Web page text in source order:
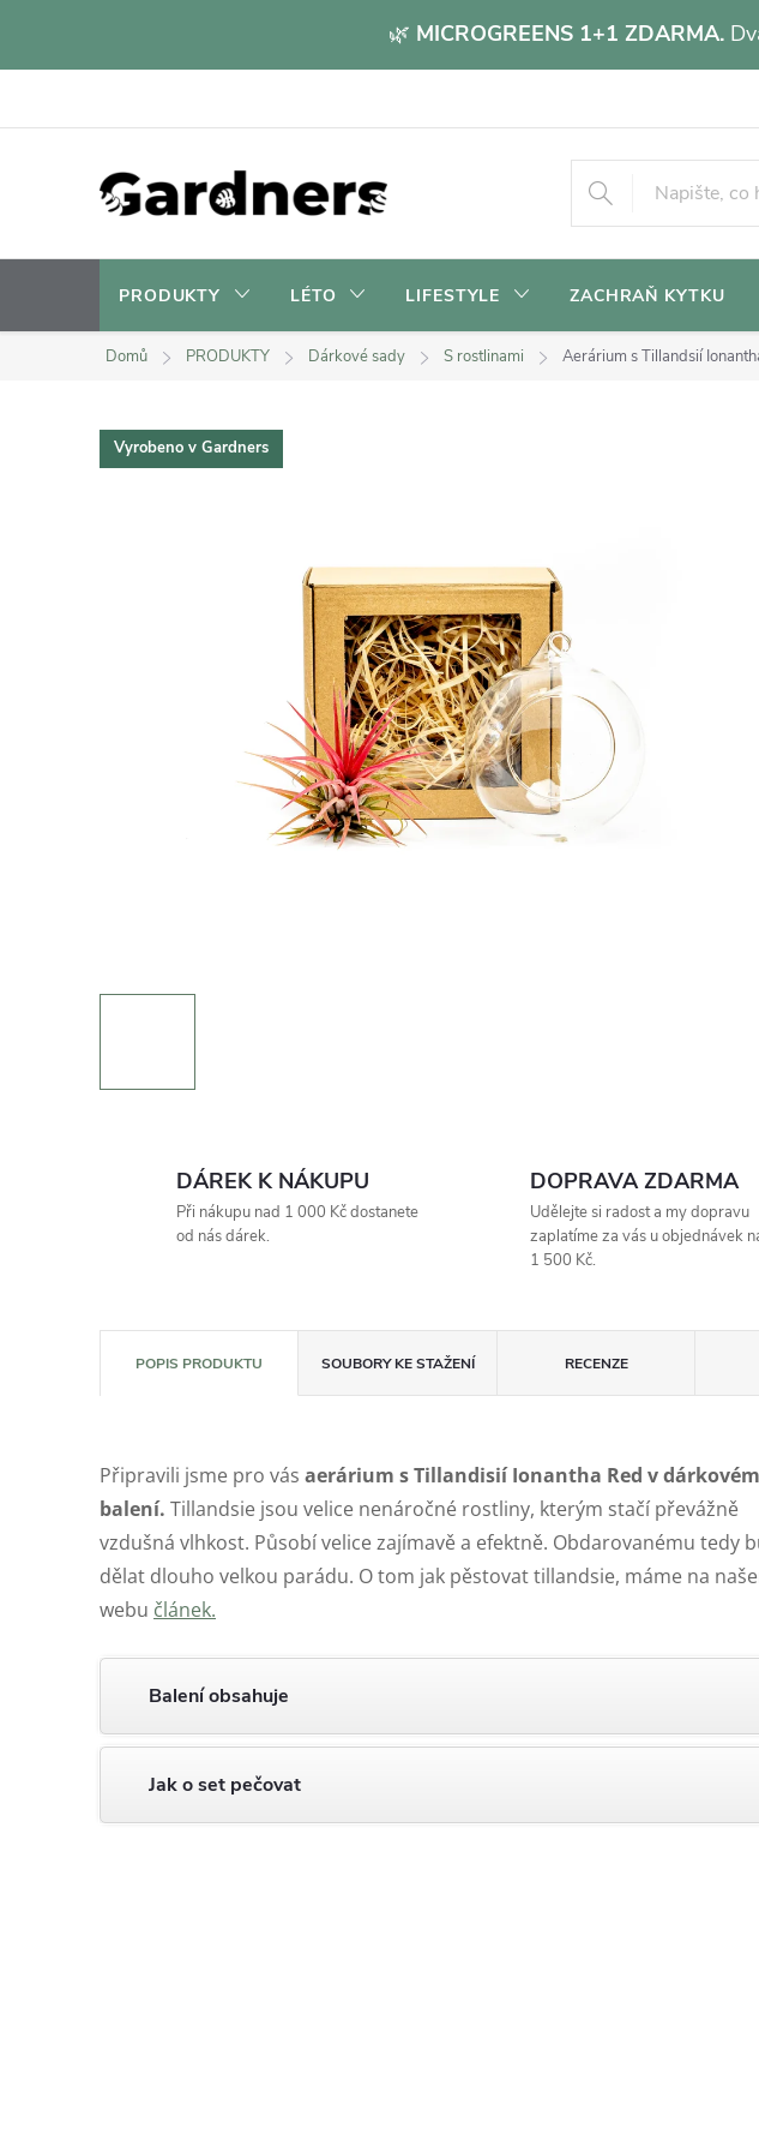
🌿 MICROGREENS 1+1 ZDARMA.
PRODUKTY LÉTO LIFESTYLE ZACHRAŇ KYTKU
Domů PRODUKTY Dárkové sady S rostlinami Aerárium s Tillandsií
Vyrobeno v Gardners
DÁREK K NÁKUPU
Při nákupu nad 1 000 Kč dostanete
od nás dárek.
DOPRAVA ZDARMA
Udělejte si radost a my dopravu
zaplatíme za vás u objednávek
1 500 Kč.
POPIS PRODUKTU SOUBORY KE STAŽENÍ RECENZE
Připravili jsme pro vás aerárium s Tillandisií Ionantha Red v dárkovém
balení. Tillandsie jsou velice nenáročné rostliny, kterým stačí převážně
vzdušná vlhkost. Působí velice zajímavě a efektně. Obdarovanému tedy
dělat dlouho velkou parádu. O tom jak pěstovat tillandsie, máme na
webu článek.
Balení obsahuje
Jak o set pečovat